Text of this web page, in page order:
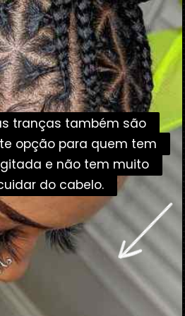
tranças também são
opção para quem tem
e não tem muito
do cabelo.
tranças também são
opção para quem tem
e não tem muito
do cabelo.